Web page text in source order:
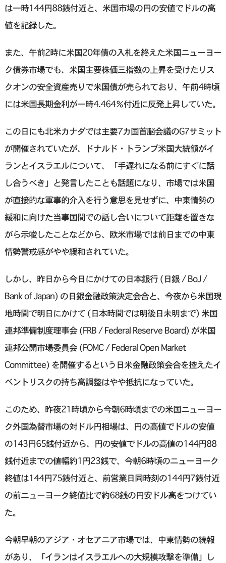
は一時144円88銭付近と、米国市場の円の安値でドルの高
値を記録した。
また、午前2時に米国20年債の入札を終えた米国ニューヨー
ク債券市場でも、米国主要株価三指数の上昇を受けたリス
クオンの安全資産売りで米国債が売られており、午前4時頃
には米国長期金利が一時4.464％付近に反発上昇していた。
この日にも北米カナダでは主要7カ国首脳会議のG7サミット
が開催されていたが、ドナルド・トランプ米国大統領がイ
ランとイスラエルについて、「手遅れになる前にすぐに話
し合うべき」と発言したことも話題になり、市場では米国
が直接的な軍事的介入を行う意思を見せずに、中東情勢の
緩和に向けた当事国間での話し合いについて距離を置きな
がら示唆したことなどから、欧米市場では前日までの中東
情勢警戒感がやや緩和されていた。
しかし、昨日から今日にかけての日本銀行 (日銀 / BoJ /
Bank of Japan) の日銀金融政策決定会合と、今夜から米国現
地時間で明日にかけて (日本時間では明後日未明まで) 米国
連邦準備制度理事会 (FRB / Federal Reserve Board) が米国
連邦公開市場委員会 (FOMC / Federal Open Market
Committee) を開催するという日米金融政策会合を控えたイ
ベントリスクの持ち高調整はやや抵抗になっていた。
このため、昨夜21時頃から今朝6時頃までの米国ニューヨー
ク外国為替市場の対ドル円相場は、円の高値でドルの安値
の143円65銭付近から、円の安値でドルの高値の144円88
銭付近までの値幅約1円23銭で、今朝6時頃のニューヨーク
終値は144円75銭付近と、前営業日同時刻の144円7銭付近
の前ニューヨーク終値比で約68銭の円安ドル高をつけてい
た。
今朝早朝のアジア・オセアニア市場では、中東情勢の続報
があり、「イランはイスラエルへの大規模攻撃を準備」し